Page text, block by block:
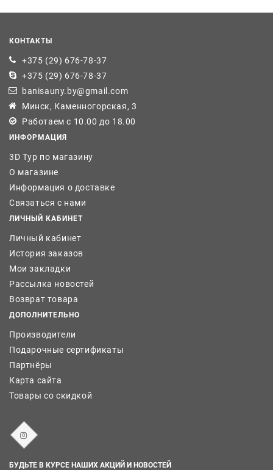
КОНТАКТЫ
+375 (29) 676-78-37
+375 (29) 676-78-37
banisauny.by@gmail.com
Минск, Каменногорская, 3
Работаем с 10.00 до 18.00
ИНФОРМАЦИЯ
3D Тур по магазину
О магазине
Информация о доставке
Связаться с нами
ЛИЧНЫЙ КАБИНЕТ
Личный кабинет
История заказов
Мои закладки
Рассылка новостей
Возврат товара
ДОПОЛНИТЕЛЬНО
Производители
Подарочные сертификаты
Партнёры
Карта сайта
Товары со скидкой
БУДЬТЕ В КУРСЕ НАШИХ АКЦИЙ И НОВОСТЕЙ